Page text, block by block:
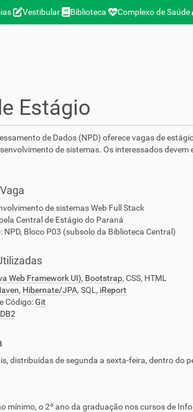
Vestibular Biblioteca Complexo de Saúde
Estágio
de Dados (NPD) oferece vagas de
de sistemas. Os interessados
de sistemas Web Full Stack
Central de Estágio do Paraná
NPD, Bloco P03 (subsolo da Biblioteca Central)
Web Framework UI), Bootstrap, CSS, HTML
, Hibernate/JPA, SQL, iReport
Código:Git
DB2
distribuídas de segunda a sexta-feira, dentro do
mínimo, o 2º ano da graduação nos cursos de